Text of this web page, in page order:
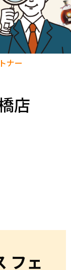
店
ナー
フェ